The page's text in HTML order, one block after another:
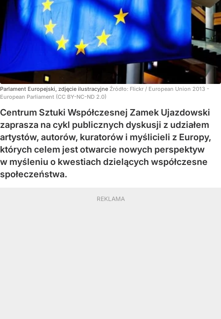
Parlament Europejski, zdjęcie ilustracyjne Źródło: Flickr / European Union 2013 -
European Parliament (CC BY-NC-ND 2.0)
Centrum Sztuki Współczesnej Zamek Ujazdowski
zaprasza na cykl publicznych dyskusji z udziałem
artystów, autorów, kuratorów i myślicieli z Europy,
których celem jest otwarcie nowych perspektyw
w myśleniu o kwestiach dzielących współczesne
społeczeństwa.